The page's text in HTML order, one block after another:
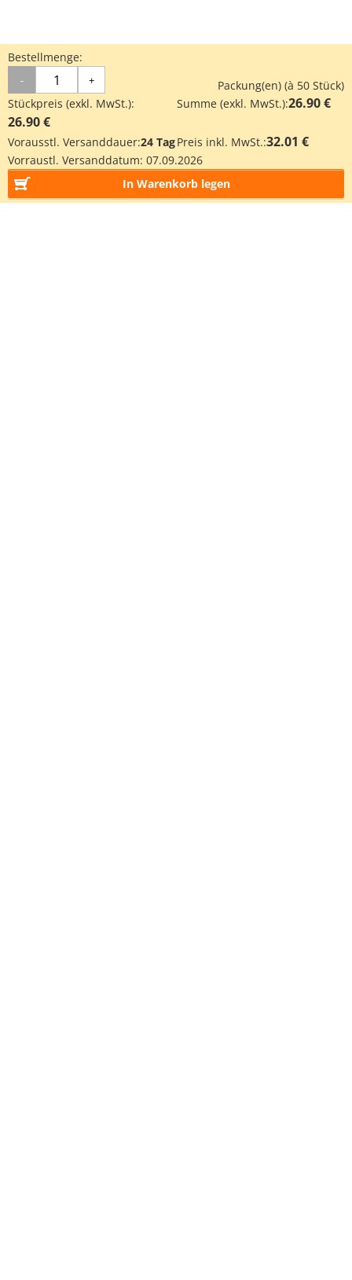
Bestellmenge:
- +
Packung(en) (à 50 Stück)
Stückpreis (exkl. MwSt.):
26.90 €
Summe (exkl. MwSt.):26.90 €
Vorausstl. Versanddauer:24 TagPreis inkl. MwSt.:32.01 €
Vorraustl. Versanddatum: 07.09.2026
In Warenkorb legen